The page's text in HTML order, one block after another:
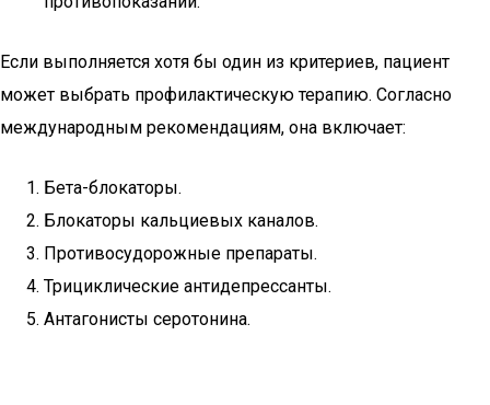
Если выполняется хотя бы один из критериев, пациент
может выбрать профилактическую терапию. Согласно
международным рекомендациям, она включает:
Бета-блокаторы.
Блокаторы кальциевых каналов.
Противосудорожные препараты.
Трициклические антидепрессанты.
Антагонисты серотонина.